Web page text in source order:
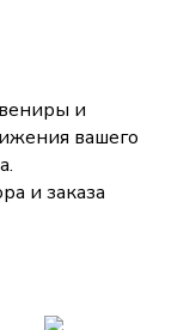
и
вашего
и заказа